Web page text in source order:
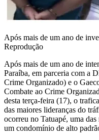
Após mais de um ano de
Reprodução
Após mais de um ano de
Paraíba, em parceria com a
Crime Organizado) e o
Combate ao Crime
desta terça-feira (17), o
das maiores lideranças do
ocorreu no Tatuapé, uma
um condomínio de alto